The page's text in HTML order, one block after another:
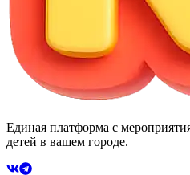
Единая платформа с
детей в вашем городе.